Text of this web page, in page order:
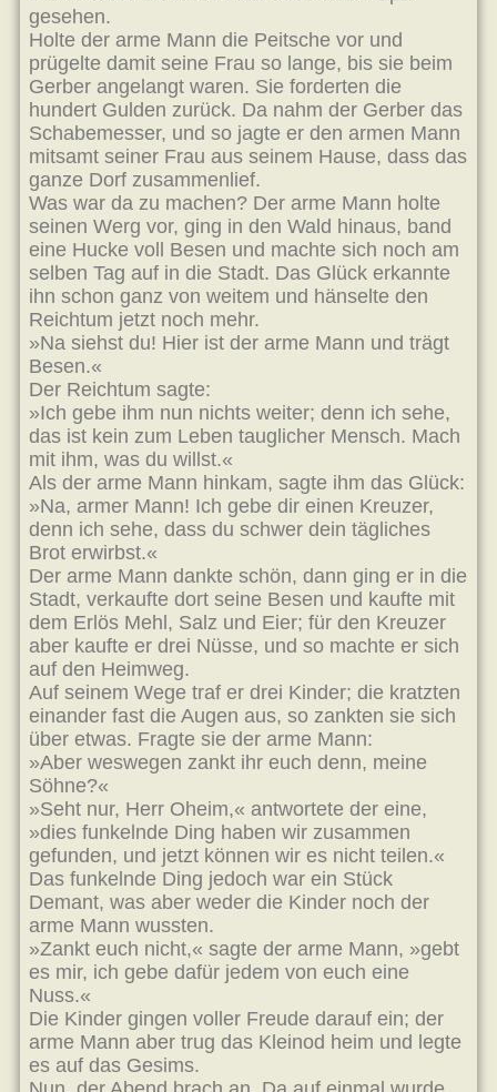
gesehen.
Holte der arme Mann die Peitsche vor und
prügelte damit seine Frau so lange, bis sie beim
Gerber angelangt waren. Sie forderten die
hundert Gulden zurück. Da nahm der Gerber das
Schabemesser, und so jagte er den armen Mann
mitsamt seiner Frau aus seinem Hause, dass das
ganze Dorf zusammenlief.
Was war da zu machen? Der arme Mann holte
seinen Werg vor, ging in den Wald hinaus, band
eine Hucke voll Besen und machte sich noch am
selben Tag auf in die Stadt. Das Glück erkannte
ihn schon ganz von weitem und hänselte den
Reichtum jetzt noch mehr.
»Na siehst du! Hier ist der arme Mann und trägt
Besen.«
Der Reichtum sagte:
»Ich gebe ihm nun nichts weiter; denn ich sehe,
das ist kein zum Leben tauglicher Mensch. Mach
mit ihm, was du willst.«
Als der arme Mann hinkam, sagte ihm das Glück:
»Na, armer Mann! Ich gebe dir einen Kreuzer,
denn ich sehe, dass du schwer dein tägliches
Brot erwirbst.«
Der arme Mann dankte schön, dann ging er in die
Stadt, verkaufte dort seine Besen und kaufte mit
dem Erlös Mehl, Salz und Eier; für den Kreuzer
aber kaufte er drei Nüsse, und so machte er sich
auf den Heimweg.
Auf seinem Wege traf er drei Kinder; die kratzten
einander fast die Augen aus, so zankten sie sich
über etwas. Fragte sie der arme Mann:
»Aber weswegen zankt ihr euch denn, meine
Söhne?«
»Seht nur, Herr Oheim,« antwortete der eine,
»dies funkelnde Ding haben wir zusammen
gefunden, und jetzt können wir es nicht teilen.«
Das funkelnde Ding jedoch war ein Stück
Demant, was aber weder die Kinder noch der
arme Mann wussten.
»Zankt euch nicht,« sagte der arme Mann, »gebt
es mir, ich gebe dafür jedem von euch eine
Nuss.«
Die Kinder gingen voller Freude darauf ein; der
arme Mann aber trug das Kleinod heim und legte
es auf das Gesims.